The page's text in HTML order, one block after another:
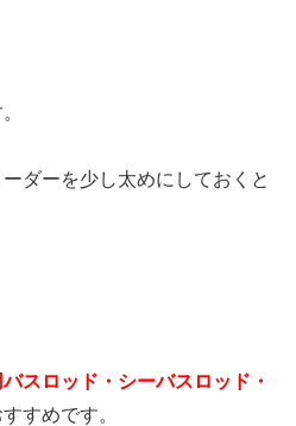
ダーを少し太めにしておくと
スロッド・シーバスロッド・
すめです。